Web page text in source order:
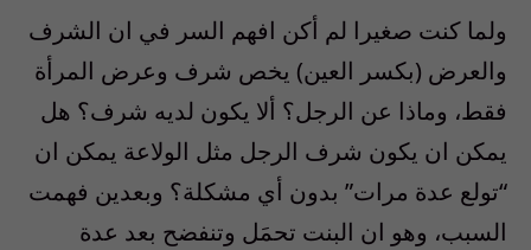
ولما كنت صغيرا لم أكن افهم السر في ان الشرف
والعرض (بكسر العين) يخص شرف وعرض المرأة
فقط، وماذا عن الرجل؟ ألا يكون لديه شرف؟ هل
يمكن ان يكون شرف الرجل مثل الولاعة يمكن ان
“تولع عدة مرات” بدون أي مشكلة؟ وبعدين فهمت
السبب، وهو ان البنت تحمَل وتنفضح بعد عدة